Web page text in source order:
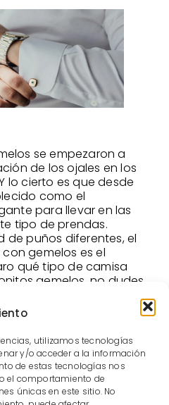
utilizamos tecnologías
y/o acceder a la información
de estas tecnologías nos
el comportamiento de
únicas en este sitio. No
se empezaron a
de los ojales en los
lo cierto es que desde
como el
para llevar en las
tipo de prendas.
de puños diferentes, el
gemelos es el
qué tipo de camisa
gemelos, no dudes
tipo de puño.
diferentes, con
a prácticamente todos
que tengas
estás buscando y